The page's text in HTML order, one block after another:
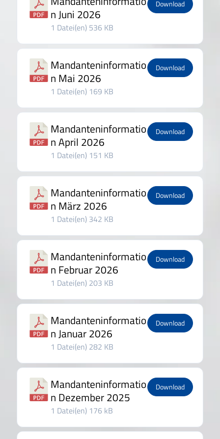
n Juni 2026
1 Datei(en) 536 KB
Download
Mandanteninformatio
n Mai 2026
1 Datei(en) 169 KB
Download
Mandanteninformatio
n April 2026
1 Datei(en) 151 KB
Download
Mandanteninformatio
n März 2026
1 Datei(en) 342 KB
Download
Mandanteninformatio
n Februar 2026
1 Datei(en) 203 KB
Download
Mandanteninformatio
n Januar 2026
1 Datei(en) 282 KB
Download
Mandanteninformatio
n Dezember 2025
1 Datei(en) 176 kB
Download